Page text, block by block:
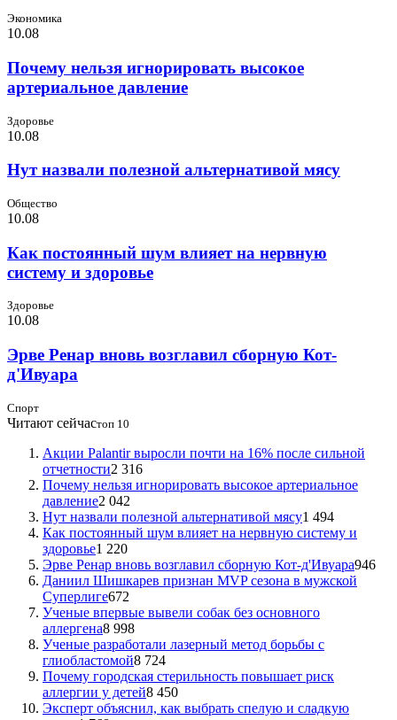
Экономика
10.08
Почему нельзя игнорировать высокое
артериальное давление
Здоровье
10.08
Нут назвали полезной альтернативой мясу
Общество
10.08
Как постоянный шум влияет на нервную
систему и здоровье
Здоровье
10.08
Эрве Ренар вновь возглавил сборную Кот-
д'Ивуара
Спорт
Читают сейчастоп 10
Акции Palantir выросли почти на 16% после сильной
отчетности2 316
Почему нельзя игнорировать высокое артериальное
давление2 042
Нут назвали полезной альтернативой мясу1 494
Как постоянный шум влияет на нервную систему и
здоровье1 220
Эрве Ренар вновь возглавил сборную Кот-д'Ивуара946
Даниил Шишкарев признан MVP сезона в мужской
Суперлиге672
Ученые впервые вывели собак без основного
аллергена8 998
Ученые разработали лазерный метод борьбы с
глиобластомой8 724
Почему городская стерильность повышает риск
аллергии у детей8 450
Эксперт объяснил, как выбрать спелую и сладкую